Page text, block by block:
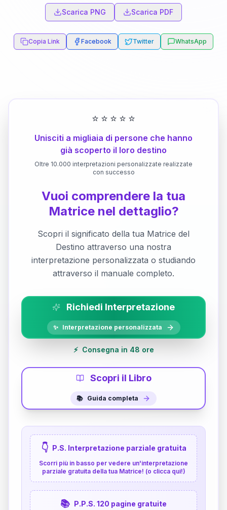
Scarica PNG Scarica PDF
Copia Link Facebook Twitter WhatsApp
⭐ ⭐ ⭐ ⭐ ⭐
Unisciti a migliaia di persone che hanno
già scoperto il loro destino
Oltre 10.000 interpretazioni personalizzate realizzate
con successo
Vuoi comprendere la tua
Matrice nel dettaglio?
Scopri il significato della tua Matrice del
Destino attraverso una nostra
interpretazione personalizzata o studiando
attraverso il manuale completo.
Richiedi Interpretazione
✨ Interpretazione personalizzata
⚡ Consegna in 48 ore
Scopri il Libro
📚 Guida completa
👇 P.S. Interpretazione parziale gratuita
Scorri più in basso per vedere un'interpretazione
parziale gratuita della tua Matrice! (o clicca qui!)
📚 P.P.S. 120 pagine gratuite